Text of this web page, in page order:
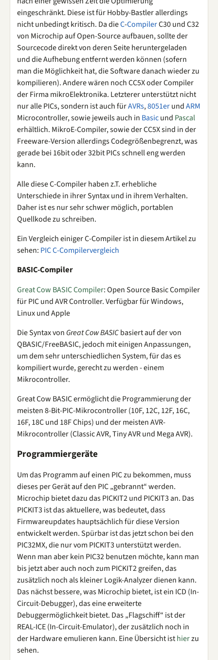
eingeschränkt. Diese ist für Hobby-Bastler allerdings
nicht unbedingt kritisch. Da dieC-CompilerC30 und C32
von Microchip auf Open-Source aufbauen, sollte der
Sourcecode direkt von deren Seite heruntergeladen
und die Aufhebung entfernt werden können (sofern
man die Möglichkeit hat, die Software danach wieder zu
kompilieren). Andere wären noch CC5X oder Compiler
der Firma mikroElektronika. Letzterer unterstützt nicht
nur alle PICs, sondern ist auch fürAVRs,8051erundARM
Microcontroller, sowie jeweils auch in Basicund Pascal
erhältlich. MikroE-Compiler, sowie der CC5X sind in der
Freeware-Version allerdings Codegrößenbegrenzt, was
gerade bei 16bit oder 32bit PICs schnell eng werden
kann.
Alle diese C-Compiler haben z.T. erhebliche
Unterschiede in ihrer Syntax und in ihrem Verhalten.
Daher ist es nur sehr schwer möglich, portablen
Quellkode zu schreiben.
Ein Vergleich einiger C-Compiler ist in diesem Artikel zu
sehen: PIC C-Compilervergleich
BASIC-Compiler
Great Cow BASIC Compiler: Open Source Basic Compiler
für PIC und AVR Controller. Verfügbar für Windows,
Linux und Apple
Die Syntax von Great Cow BASICbasiert auf der von
QBASIC/FreeBASIC, jedoch mit einigen Anpassungen,
um dem sehr unterschiedlichen System, für das es
kompiliert wurde, gerecht zu werden - einem
Mikrocontroller.
Great Cow BASIC ermöglicht die Programmierung der
meisten 8-Bit-PIC-Mikrocontroller (10F, 12C, 12F, 16C,
16F, 18C und 18F Chips) und der meisten AVR-
Mikrocontroller (Classic AVR, Tiny AVR und Mega AVR).
Programmiergeräte
Um das Programm auf einen PIC zu bekommen, muss
dieses per Gerät auf den PIC „gebrannt“ werden.
Microchip bietet dazu das PICKIT2 und PICKIT3 an. Das
PICKIT3 ist das aktuellere, was bedeutet, dass
Firmwareupdates hauptsächlich für diese Version
entwickelt werden. Spürbar ist das jetzt schon bei den
PIC32MX, die nur vom PICKIT3 unterstützt werden.
Wenn man aber kein PIC32 benutzen möchte, kann man
bis jetzt aber auch noch zum PICKIT2 greifen, das
zusätzlich noch als kleiner Logik-Analyzer dienen kann.
Das nächst bessere, was Microchip bietet, ist ein ICD (In-
Circuit-Debugger), das eine erweiterte
Debuggermöglichkeit bietet. Das „Flagschiff“ ist der
REAL-ICE (In-Circuit-Emulator), der zusätzlich noch in
der Hardware emulieren kann. Eine Übersicht isthierzu
sehen.